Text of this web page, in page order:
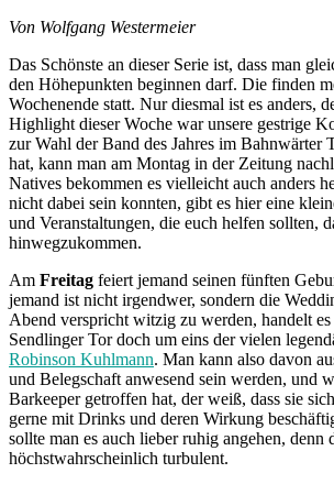
Von Wolfgang Westermeier
Das Schönste an dieser Serie ist, dass man
den Höhepunkten beginnen darf. Die finden
Wochenende statt. Nur diesmal ist es anders,
Highlight dieser Woche war unsere gestrige
zur Wahl der Band des Jahres im Bahnwärter
hat, kann man am Montag in der Zeitung
Natives bekommen es vielleicht auch anders
nicht dabei sein konnten, gibt es hier eine
und Veranstaltungen, die euch helfen sollten,
hinwegzukommen.
Am Freitag feiert jemand seinen fünften
jemand ist nicht irgendwer, sondern die
Abend verspricht witzig zu werden, handelt
Sendlinger Tor doch um eins der vielen
Robinson Kuhlmann. Man kann also davon
und Belegschaft anwesend sein werden, und
Barkeeper getroffen hat, der weiß, dass sie
gerne mit Drinks und deren Wirkung
sollte man es auch lieber ruhig angehen, denn
höchstwahrscheinlich turbulent.